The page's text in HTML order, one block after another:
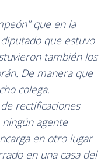
que en la
que estuvo
también los
De manera que
colega.
rectificaciones
agente
en otro lugar
en una casa del